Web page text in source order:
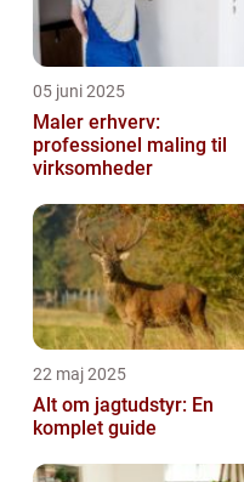
05 juni 2025
Maler erhverv:
professionel maling til
virksomheder
22 maj 2025
Alt om jagtudstyr: En
komplet guide